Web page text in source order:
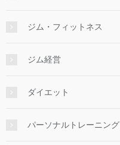
ジム・フィットネス
ジム経営
ダイエット
パーソナルトレーニング